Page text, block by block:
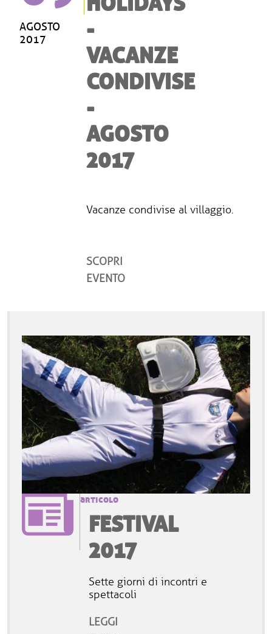
AGOSTO
2017
-
VACANZE
CONDIVISE
-
AGOSTO
2017
Vacanze condivise al villaggio.
SCOPRI
EVENTO
articolo
FESTIVAL
2017
Sette giorni di incontri e
spettacoli
LEGGI